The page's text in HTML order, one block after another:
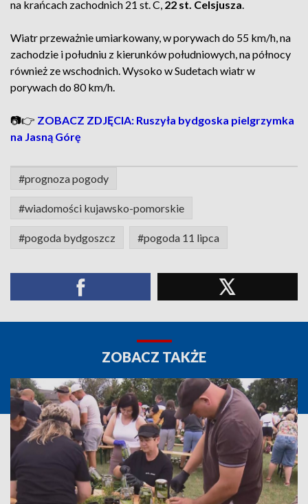
na krańcach zachodnich 21 st. C, 22 st. Celsjusza.
Wiatr przeważnie umiarkowany, w porywach do 55 km/h, na
zachodzie i południu z kierunków południowych, na północy
również ze wschodnich. Wysoko w Sudetach wiatr w
porywach do 80 km/h.
📷👉 ZOBACZ ZDJĘCIA: Ruszyła bydgoska pielgrzymka
na Jasną Górę
#prognoza pogody
#wiadomości kujawsko-pomorskie
#pogoda bydgoszcz #pogoda 11 lipca
ZOBACZ TAKŻE